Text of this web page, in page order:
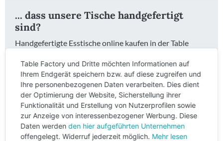
... dass unsere Tische handgefertigt
sind?
Handgefertigte Esstische online kaufen in der Table
echten Menschen mit viel Herzblut produziert wurde.
Ein Table Factory Tisch ist ein absoluter Hingucker in
deinem Wohnbereich.
Wir passen uns dabei immer an deine Lebensumstände
an: Wir können rustikal oder elegant. Landhausstil oder
Industriedesign. Geölt oder lasiert – Wähle einfach den
Table Factory und Dritte möchten Informationen auf
Ihrem Endgerät speichern bzw. auf diese zugreifen und
Ihre personenbezogenen Daten verarbeiten. Dies dient
der Optimierung der Website, Sicherstellung ihrer
Funktionalität und Erstellung von Nutzerprofilen sowie
zur Anzeige von interessenbezogener Werbung. Diese
Daten werdenden hier aufgeführten Unternehmen
offengelegt. Widerruf jederzeit möglich. Mehr lesen